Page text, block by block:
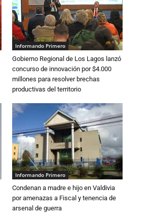
Informando Primero
Gobierno Regional de Los Lagos lanzó
concurso de innovación por $4.000
millones para resolver brechas
productivas del territorio
Informando Primero
Condenan a madre e hijo en Valdivia
por amenazas a Fiscal y tenencia de
arsenal de guerra